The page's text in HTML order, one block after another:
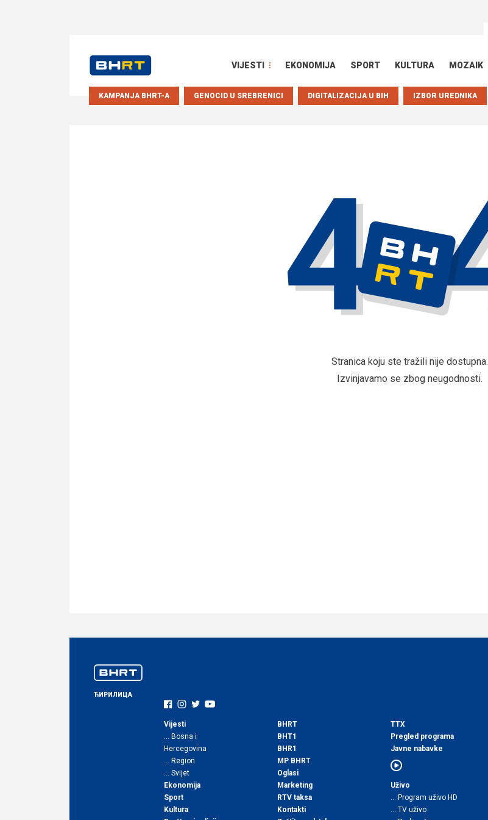
VIJESTI EKONOMIJA SPORT KULTURA MOZAIK
IZBOR UREDNIKA
DIGITALIZACIJA U BIH
GENOCID U SREBRENICI
KAMPANJA BHRT-A
Stranica koju ste tražili nije dostupna.
Izvinjavamo se zbog neugodnosti.
ЋИРИЛИЦА
Vijesti
… Bosna i
Hercegovina
… Region
… Svijet
Ekonomija
Sport
Kultura
BHRT
BHT1
BHR1
MP BHRT
Oglasi
Marketing
RTV taksa
Kontakti
TTX
Pregled programa
Javne nabavke
Uživo
… Program uživo HD
… TV uživo